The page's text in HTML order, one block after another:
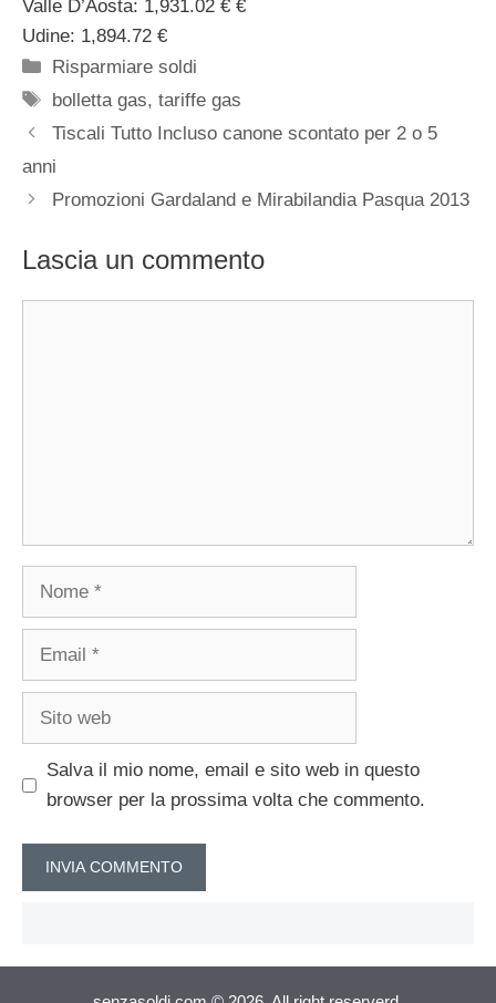
Valle D’Aosta: 1,931.02 € €
Udine: 1,894.72 €
Categorie
Risparmiare soldi
Tag
bolletta gas,tariffe gas
Tiscali Tutto Incluso canone scontato per 2 o 5
anni
Promozioni Gardaland e Mirabilandia Pasqua 2013
Lascia un commento
Nome
Email
Sito
Salva il mio nome, email e sito web in questo
browser per la prossima volta che commento.